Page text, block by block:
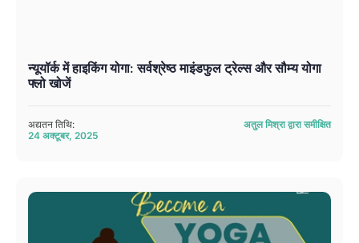
न्यूयॉर्क में हाइकिंग योगा: सर्वश्रेष्ठ माइंडफुल ट्रेल्स और सौम्य योगा
फ्लो खोजें
अद्यतन तिथि:
24 अक्टूबर, 2025
अतुल मिश्रा द्वारा समीक्षित